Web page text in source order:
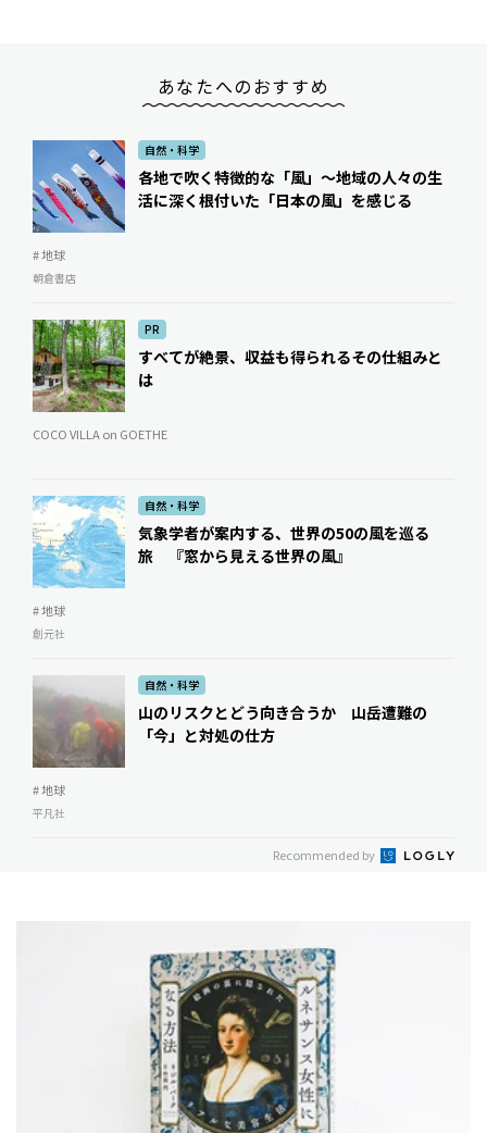
あなたへのおすすめ
自然・科学
各地で吹く特徴的な「風」〜地域の人々の生
活に深く根付いた「日本の風」を感じる
# 地球
朝倉書店
PR
すべてが絶景、収益も得られるその仕組みと
は
COCO VILLA on GOETHE
自然・科学
気象学者が案内する、世界の50の風を巡る
旅 『窓から見える世界の風』
# 地球
創元社
自然・科学
山のリスクとどう向き合うか 山岳遭難の
「今」と対処の仕方
# 地球
平凡社
Recommended by